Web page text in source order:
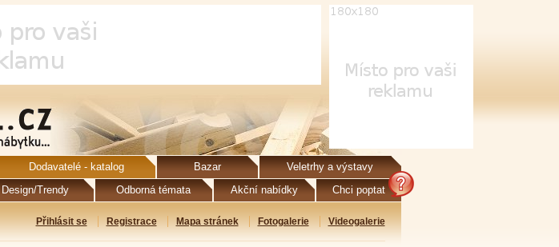
Dodavatelé - katalog Bazar
Veletrhy a výstavy
Design/Trendy Odborná témata Akční nabídky Chci poptat
Přihlásit se Registrace Mapa stránek Fotogalerie Videogalerie